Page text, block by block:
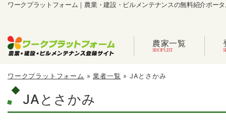
ワークプラットフォーム｜農業・建設・ビルメンテナンスの無料紹介ポー
農家一覧
ワークプラットフォーム »業者一覧 » JAとさかみ
JAとさかみ